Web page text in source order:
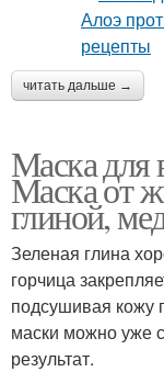
читать дальше →
Маска для
Маска от
глиной,
Зеленая глина
горчица
подсушивая кожу
маски можно уже
результат.